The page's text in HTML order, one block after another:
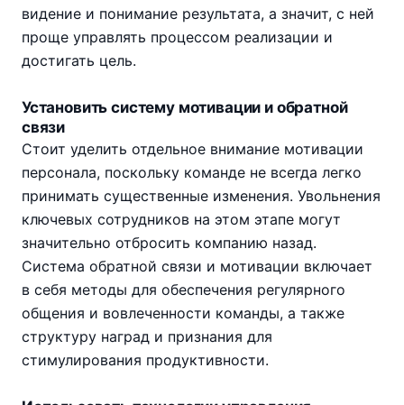
видение и понимание результата, а значит, с ней
проще управлять процессом реализации и
достигать цель.
Установить систему мотивации и обратной
связи
Стоит уделить отдельное внимание мотивации
персонала, поскольку команде не всегда легко
принимать существенные изменения. Увольнения
ключевых сотрудников на этом этапе могут
значительно отбросить компанию назад.
Система обратной связи и мотивации включает
в себя методы для обеспечения регулярного
общения и вовлеченности команды, а также
структуру наград и признания для
стимулирования продуктивности.